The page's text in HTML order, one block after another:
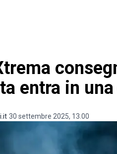
entra in
30 settembre 2025, 13.00